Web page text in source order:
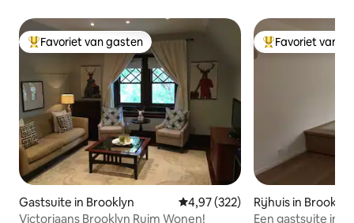
Topfavoriet van gasten
Favoriet van gasten
Gastsuite in Brooklyn Gemiddelde beoordeling van
4,97 (322)
Victoriaans Brooklyn Ruim Wonen!
Topfavoriet van
Favoriet van
Rijhuis in Brooklyn
Een gastsuite in